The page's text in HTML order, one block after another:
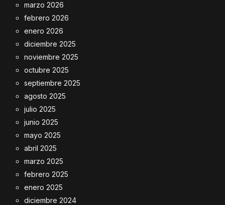
marzo 2026
febrero 2026
enero 2026
diciembre 2025
noviembre 2025
octubre 2025
septiembre 2025
agosto 2025
julio 2025
junio 2025
mayo 2025
abril 2025
marzo 2025
febrero 2025
enero 2025
diciembre 2024